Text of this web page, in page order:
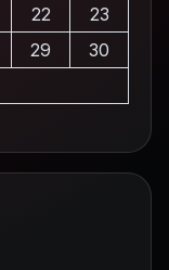
22
23
29
30